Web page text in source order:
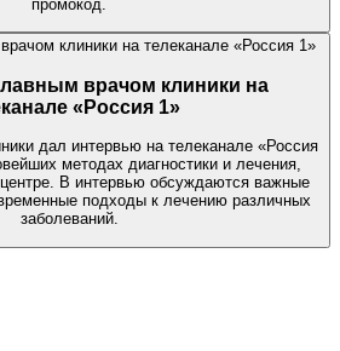
промокод.
врачом клиники на
«Россия 1»
дал интервью на телеканале «Россия
методах диагностики и лечения,
В интервью обсуждаются важные
подходы к лечению различных
заболеваний.